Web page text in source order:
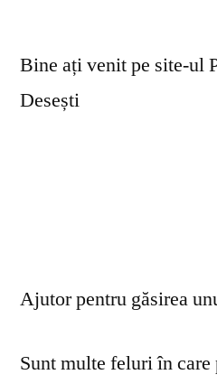
Bine ați venit pe site-ul
Desești
Ajutor pentru găsirea
Sunt multe feluri în